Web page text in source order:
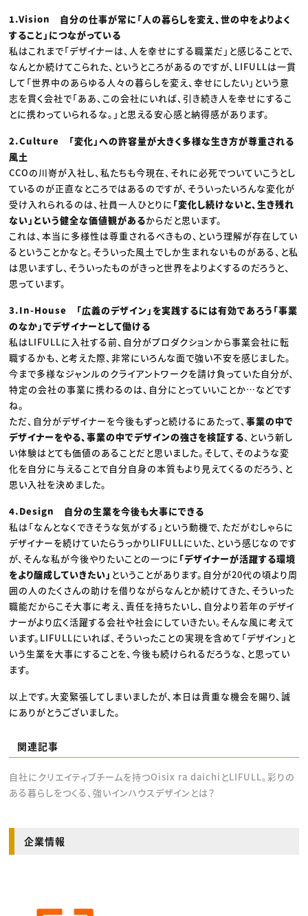
1.Vision 自分の仕事が常に「人の暮らしを変え、世の中をよりよく
すること」につながっている
私はこれまで「デザイナーは、人を幸せにする職業だ」と感じることで、
なんとか続けてこられた、というところがあるのですが、LIFULLは一貫
して「世界中のあらゆる人々の暮らしを変え、幸せにしたい」という意
志を貫く会社で「ああ、この会社にいれば、引き続き人を幸せにするこ
とに携わっていられるな。」と思える安心感と納得感があります。
2.Culture 「変化」への許容量が大きく多様な生き方が尊重される
風土
CCOの川嵜が入社し、私たちも今現在、それに必死でついていこうとし
ているのが正直なところではあるのですが、そういったいろんな変化が
受け入れられるのは、社員一人ひとりに 「変化し続けないと、生き残れ
ない」という健全な価値観があるからだと思います。
これは、本当に多様性は尊重されるべきもの、という理解が存在してい
るということかなと。そういった風土でしか生まれないものがある、と私
は思いますし、そういったものがきっと世界をよりよくするのだろうと、
思っています。
3.In-House 「広義のデザイン」を実践するには有効であろう「事業
のなか」でデザイナーとして働ける
私はLIFULLに入社する前、自分がプロダクションから事業会社に転
職するかも、と考えた際、非常にいろんな面で強い不安を感じました。
今まで多様なジャンルのクライアントワークを請け負っていた自分が、
特定の会社の事業に携わるのは、自分にとっていいことか…などです
ね。
ただ、自分がデザイナーを今後もずっと続けるにあたって、事業の中で
デザイナーをやる、事業の中でデザインの強さを検証する、という新し
い体験はとても価値のあることだと思いました。そして、そのような変
化を自分に与えることで自分自身の本質もより見えてくるのだろう、と
思い入社を決めました。
4.Design 自分の生業を今後も大事にできる
私は「なんとなくできそうな気がする」という動機で、ただがむしゃらに
デザイナーを続けていたらうっかりLIFULLにいた、という感じなのです
が、そんな私が今後やりたいことの一つに 「デザイナーが活躍する環境
をより醸成していきたい」 ということがあります。自分が20代の頃より周
囲の人のたくさんの助けを借りながらなんとか続けてきた、そういった
職能だからこそ大事に考え、責任を持ちたいし、自分より若年のデザイ
ナーがより広く活躍する会社や社会にしていきたい。そんな風に考えて
います。LIFULLにいれば、そういったことの実現を含めて「デザイン」と
いう生業を大事にすることを、今後も続けられるだろうな、と思ってい
ます。
以上です。大変緊張してしまいましたが、本日は貴重な機会を賜り、誠
にありがとうございました。
関連記事
自社にクリエイティブチームを持つOisix ra daichiとLIFULL。彩りの
ある暮らしをつくる、強いインハウスデザインとは？
企業情報